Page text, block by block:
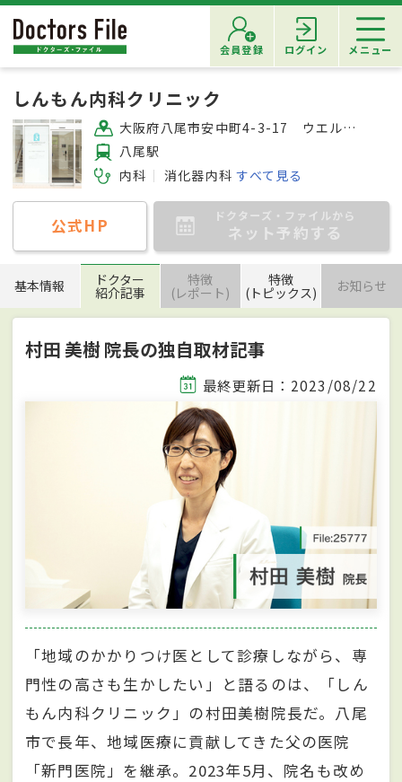
会員登録 ログイン メニュー
しんもん内科クリニック
大阪府八尾市安中町4-3-17 ウエルシア八尾安中店2F
八尾駅
内科
消化器内科 すべて見る
公式HP ドクターズ・ファイルから
ネット予約する
基本情報 ドクター
紹介記事
特徴
(レポート)
特徴
(トピックス) お知らせ
村田 美樹 院長の独自取材記事
最終更新日：2023/08/22
「地域のかかりつけ医として診療しながら、専
門性の高さも生かしたい」と語るのは、「しん
もん内科クリニック」の村田美樹院長だ。八尾
市で長年、地域医療に貢献してきた父の医院
「新門医院」を継承。2023年5月、院名も改め